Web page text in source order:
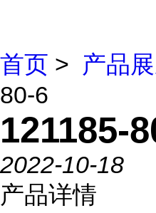
首页 > 产品
80-6
121185-
2022-10-18
产品详情